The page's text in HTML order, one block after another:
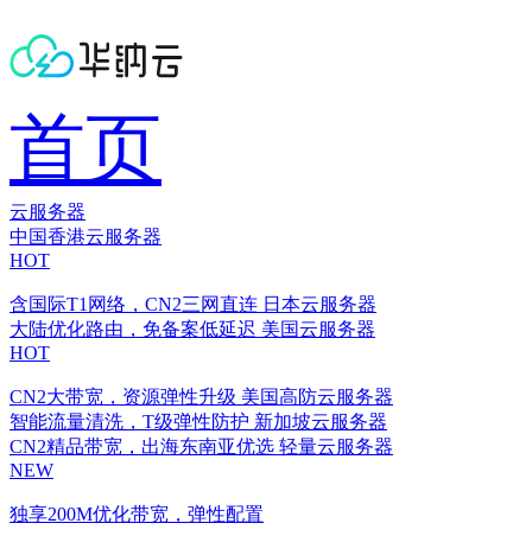
首页
云服务器
中国香港云服务器
HOT
含国际T1网络，CN2三网直连 日本云服务器
大陆优化路由，免备案低延迟 美国云服务器
HOT
CN2大带宽，资源弹性升级 美国高防云服务器
智能流量清洗，T级弹性防护 新加坡云服务器
CN2精品带宽，出海东南亚优选 轻量云服务器
NEW
独享200M优化带宽，弹性配置